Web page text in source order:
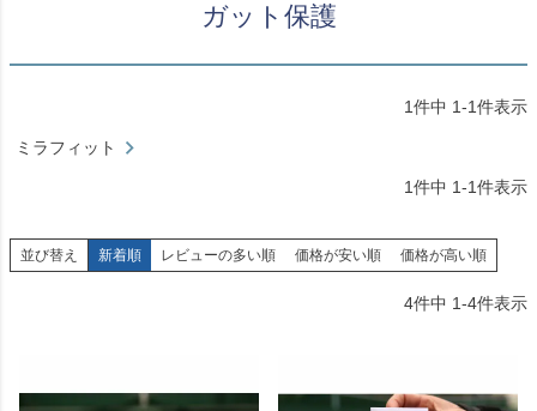
ガット保護
1件中 1-1件表示
ミラフィット
1件中 1-1件表示
並び替え 新着順 レビューの多い順 価格が安い順 価格が高い順
4件中 1-4件表示